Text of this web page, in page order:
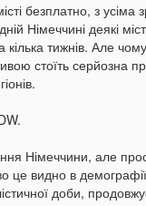
безплатно, з усіма
Німеччині деякі
тижнів. Але
стоїть серйозна
Німеччини, але
це видно в
доби,